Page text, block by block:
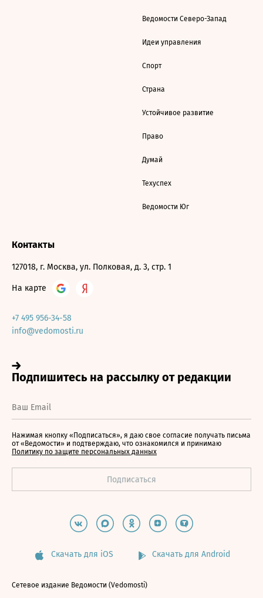
Ведомости Северо-Запад
Идеи управления
Спорт
Страна
Устойчивое развитие
Право
Думай
Техуспех
Ведомости Юг
Контакты
127018, г. Москва, ул. Полковая, д. 3, стр. 1
На карте
+7 495 956-34-58
info@vedomosti.ru
Нажимая кнопку «Подписаться», я даю свое согласие получать письма
от «Ведомости» и подтверждаю, что ознакомился и принимаю
Политику по защите персональных данных
Скачать для iOS Скачать для Android
Сетевое издание Ведомости (Vedomosti)